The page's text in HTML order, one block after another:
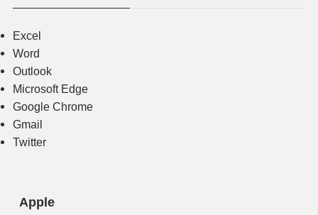
Excel
Word
Outlook
Microsoft Edge
Google Chrome
Gmail
Twitter
Apple